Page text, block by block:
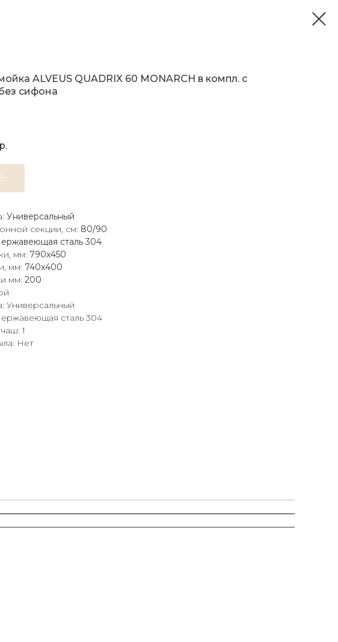
ALVEUS QUADRIX 60 MONARCH в компл. с
сифона
р.
Универсальный
секции, см: 80/90
сталь 304
мм: 790x450
мм: 740x400
мм: 200
Универсальный
сталь 304
1
Нет